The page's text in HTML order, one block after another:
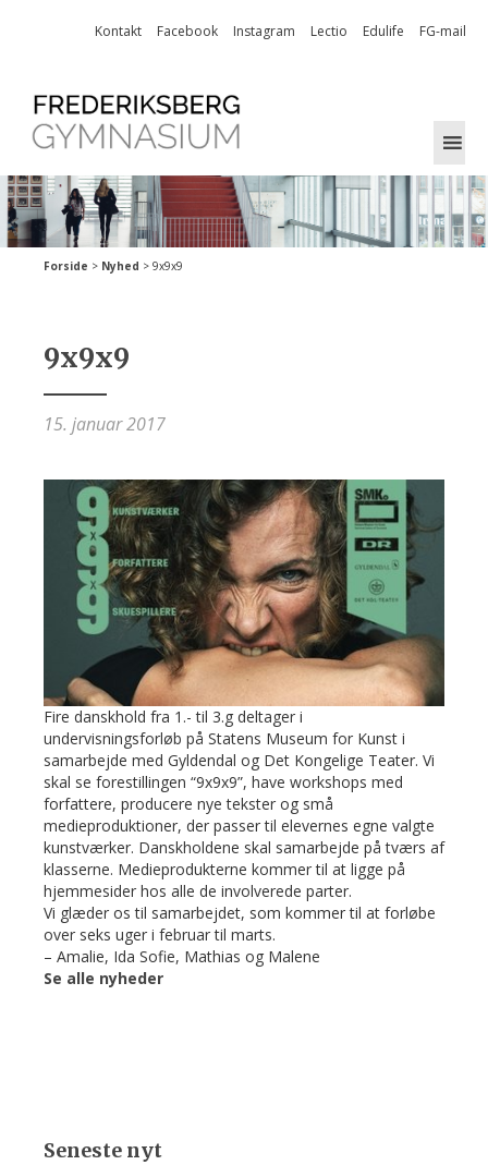
Kontakt Facebook Instagram Lectio Edulife FG-mail
Forside > Nyhed > 9x9x9
9x9x9
15. januar 2017
Fire danskhold fra 1.- til 3.g deltager i
undervisningsforløb på Statens Museum for Kunst i
samarbejde med Gyldendal og Det Kongelige Teater. Vi
skal se forestillingen “9x9x9”, have workshops med
forfattere, producere nye tekster og små
medieproduktioner, der passer til elevernes egne valgte
kunstværker. Danskholdene skal samarbejde på tværs af
klasserne. Medieprodukterne kommer til at ligge på
hjemmesider hos alle de involverede parter.
Vi glæder os til samarbejdet, som kommer til at forløbe
over seks uger i februar til marts.
– Amalie, Ida Sofie, Mathias og Malene
Se alle nyheder
Seneste nyt